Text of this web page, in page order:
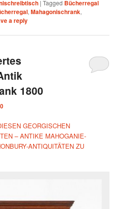
|Tagged Bücherregal
,Mahagonischrank,
a reply
1800
GEORGISCHEN
– ANTIKE MAHOGANIE-
ANTIQUITÄTEN ZU